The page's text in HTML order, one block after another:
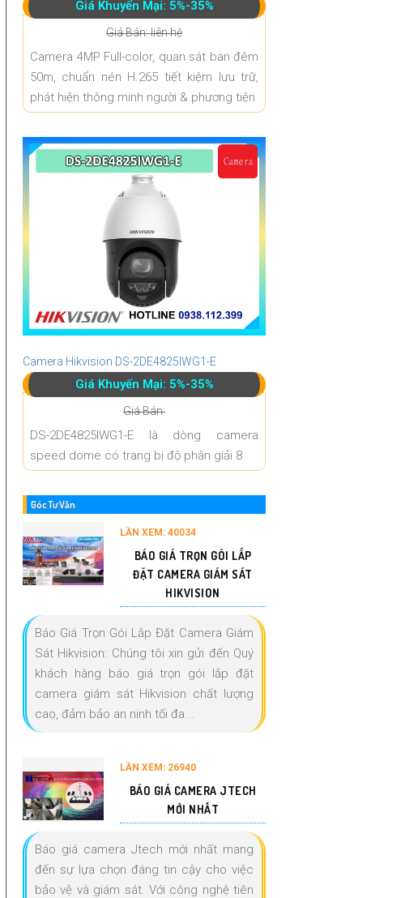
Giá Khuyến Mại: 5%-35%
Giá Bán: liên hệ
Camera 4MP Full-color, quan sát ban đêm
50m, chuẩn nén H.265 tiết kiệm lưu trữ,
phát hiện thông minh người & phương tiện
Camera Hikvision DS-2DE4825IWG1-E
Giá Khuyến Mại: 5%-35%
Giá Bán:
DS-2DE4825IWG1-E là dòng camera
speed dome có trang bị độ phân giải 8
Góc Tư Vấn
LẦN XEM: 40034
BÁO GIÁ TRỌN GÓI LẮP
ĐẶT CAMERA GIÁM SÁT
HIKVISION
Báo Giá Trọn Gói Lắp Đặt Camera Giám
Sát Hikvision: Chúng tôi xin gửi đến Quý
khách hàng báo giá trọn gói lắp đặt
camera giám sát Hikvision chất lượng
cao, đảm bảo an ninh tối đa...
LẦN XEM: 26940
BÁO GIÁ CAMERA JTECH
MỚI NHẤT
Báo giá camera Jtech mới nhất mang
đến sự lựa chọn đáng tin cậy cho việc
bảo vệ và giám sát. Với công nghệ tiên